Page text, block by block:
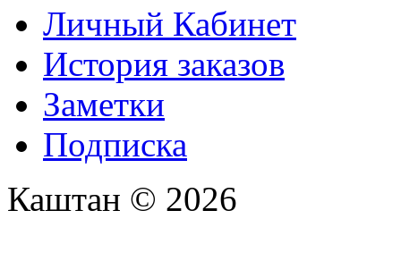
Личный Кабинет
История заказов
Заметки
Подписка
Каштан © 2026